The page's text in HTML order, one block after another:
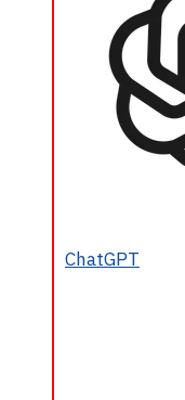
ChatGPT